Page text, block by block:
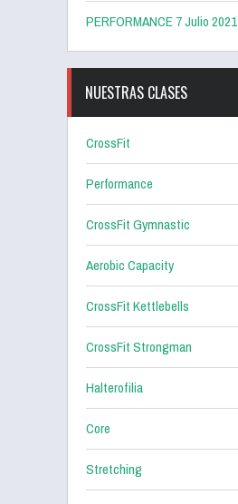
PERFORMANCE 7 Julio 2021
NUESTRAS CLASES
CrossFit
Performance
CrossFit Gymnastic
Aerobic Capacity
CrossFit Kettlebells
CrossFit Strongman
Halterofilia
Core
Stretching